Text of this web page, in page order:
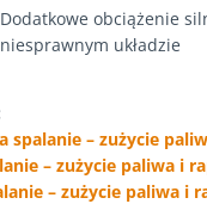
Dodatkowe obciążenie
niesprawnym układzie
spalanie – zużycie
– zużycie paliwa i
– zużycie paliwa i